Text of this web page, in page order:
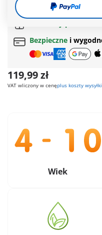
Darmowa dostawa
Bezpieczne i
119,99 zł
VAT wliczony w cenęplus koszty wysyłki
Wiek